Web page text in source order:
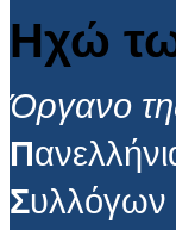
Ηχώ
Όργανο
Π
Συλλόγων